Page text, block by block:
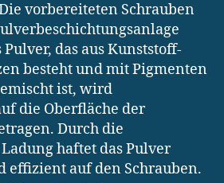
vorbereiteten Schrauben
das aus Kunststoff-
besteht und mit Pigmenten
ist, wird
die Oberfläche der
Durch die
haftet das Pulver
effizient auf den Schrauben.